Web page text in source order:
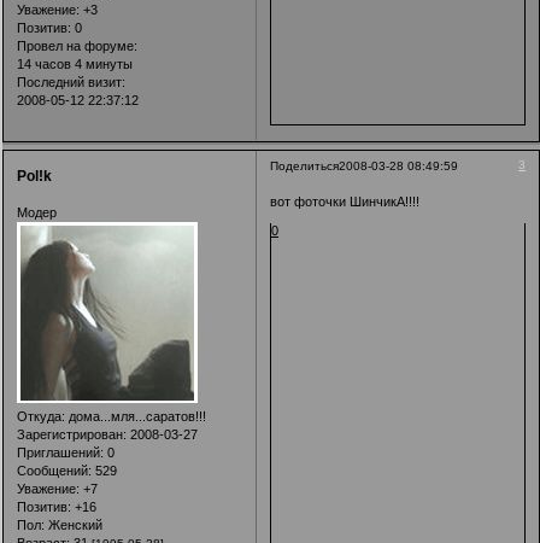
Уважение: +3
Позитив: 0
Провел на форуме:
14 часов 4 минуты
Последний визит:
2008-05-12 22:37:12
Поделиться 3
2008-03-28 08:49:59
Pol!k
Модер
Откуда: дома...мля...саратов!!!
Зарегистрирован: 2008-03-27
Приглашений: 0
Сообщений: 529
Уважение: +7
Позитив: +16
Пол: Женский
вот фоточки ШинчикА!!!!
0